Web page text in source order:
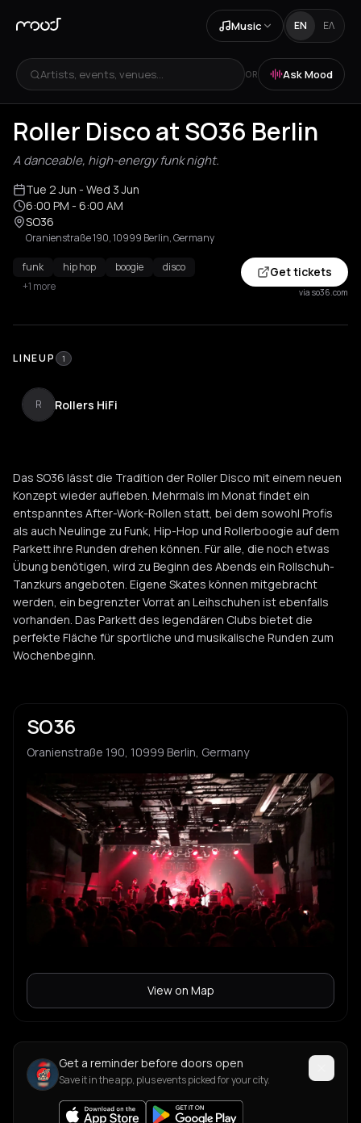
Music EN ΕΛ
Artists, events, venues... OR Ask Mood
Roller Disco at SO36 Berlin
A danceable, high-energy funk night.
Tue 2 Jun - Wed 3 Jun
6:00 PM - 6:00 AM
SO36
Oranienstraße 190, 10999 Berlin, Germany
funk hip hop boogie
disco
+1 more
Get tickets
via so36.com
LINEUP 1
R Rollers HiFi
Das SO36 lässt die Tradition der Roller Disco mit einem neuen
Konzept wieder aufleben. Mehrmals im Monat findet ein
entspanntes After-Work-Rollen statt, bei dem sowohl Profis
als auch Neulinge zu Funk, Hip-Hop und Rollerboogie auf dem
Parkett ihre Runden drehen können. Für alle, die noch etwas
Übung benötigen, wird zu Beginn des Abends ein Rollschuh-
Tanzkurs angeboten. Eigene Skates können mitgebracht
werden, ein begrenzter Vorrat an Leihschuhen ist ebenfalls
vorhanden. Das Parkett des legendären Clubs bietet die
perfekte Fläche für sportliche und musikalische Runden zum
Wochenbeginn.
SO36
Oranienstraße 190, 10999 Berlin, Germany
View on Map
Get a reminder before doors open
Save it in the app, plus events picked for your city.